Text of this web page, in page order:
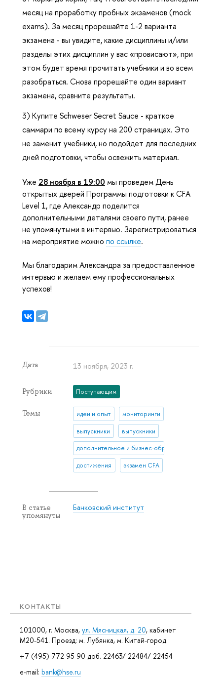
КОНТАКТЫ
101000, г. Москва, ул. Мясницкая, д. 20, кабинет
М20-541. Проезд: м. Лубянка, м. Китай-город.
+7 (495) 772 95 90 доб. 22463/ 22484/ 22454
e-mail: bank@hse.ru
месяц на проработку пробных экзаменов (mock
exams). За месяц прорешайте 1-2 варианта
экзамена - вы увидите, какие дисциплины и/или
разделы этих дисциплин у вас «провисают», при
этом будет время прочитать учебники и во всем
разобраться. Снова прорешайте один вариант
экзамена, сравните результаты.
3) Купите Schweser Secret Sauce - краткое
саммари по всему курсу на 200 страницах. Это
не заменит учебники, но подойдет для последних
дней подготовки, чтобы освежить материал.
Уже 28 ноября в 19:00 мы проведем День
открытых дверей Программы подготовки к CFA
Level 1, где Александр поделится
дополнительными деталями своего пути, ранее
не упомянутыми в интервью. Зарегистрироваться
на мероприятие можно по ссылке.
Мы благодарим Александра за предоставленное
интервью и желаем ему профессиональных
успехов!
Дата 13 ноября, 2023 г.
Рубрики Поступающим
Темы идеи и опыт мониторинги
выпускники выпускники
дополнительное и бизнес-образование
достижения экзамен CFA
В статье
упомянуты
Банковский институт